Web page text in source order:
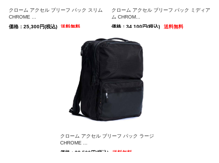
クローム アクセル ブリーフ パック スリム
CHROME ...
価格：25,300円(税込)
送料無料
クローム アクセル ブリーフ パック ミディア
ム CHROM...
価格：34,100円(税込)
送料無料
クローム アクセル ブリーフ パック ラージ
CHROME ...
価格：38,500円(税込)
送料無料